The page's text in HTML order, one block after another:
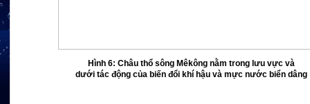
Hình 6: Châu thổ sông Mêkông nằm trong lưu vực và
dưới tác động của biến đổi khí hậu và mực nước biển dâng